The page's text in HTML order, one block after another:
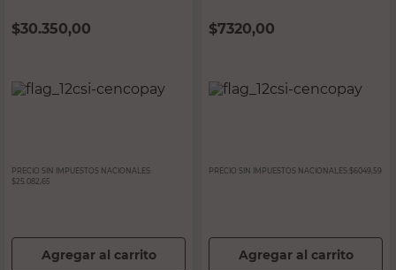
$30.350,00
PRECIO SIN IMPUESTOS NACIONALES:
$25.082,65
Agregar al carrito
$7320,00
PRECIO SIN IMPUESTOS NACIONALES: $6049,59
Agregar al carrito